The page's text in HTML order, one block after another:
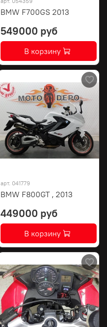
BMW F700GS 2013
549000 руб
В корзину
арт. 041779
BMW F800GT , 2013
449000 руб
В корзину